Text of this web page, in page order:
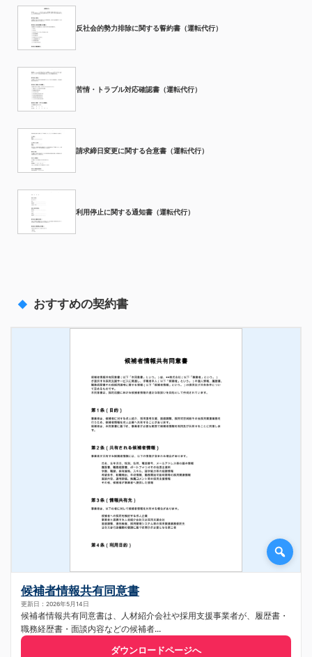
反社会的勢力排除に関する誓約書（運転代行）
苦情・トラブル対応確認書（運転代行）
請求締日変更に関する合意書（運転代行）
利用停止に関する通知書（運転代行）
おすすめの契約書
候補者情報共有同意書
更新日：2026年5月14日
候補者情報共有同意書は、人材紹介会社や採用支援事業者が、履歴書・
職務経歴書・面談内容などの候補者...
ダウンロードページへ